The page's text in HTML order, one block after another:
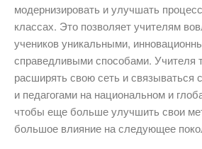
модернизировать и улучшать
классах. Это позволяет учителям
учеников уникальными,
справедливыми способами. Учителя
расширять свою сеть и связываться
и педагогами на национальном и
чтобы еще больше улучшить свои
большое влияние на следующее